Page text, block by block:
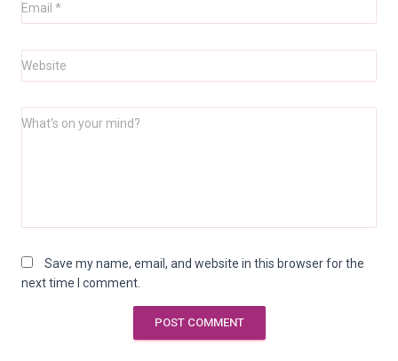
Email *
Website
What's on your mind?
Save my name, email, and website in this browser for the
next time I comment.